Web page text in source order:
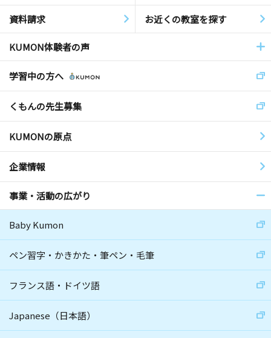
資料請求 お近くの教室を探す
KUMON体験者の声
学習中の方へ
くもんの先生募集
KUMONの原点
企業情報
事業・活動の広がり
Baby Kumon
ペン習字・かきかた・筆ペン・毛筆
フランス語・ドイツ語
Japanese（日本語）